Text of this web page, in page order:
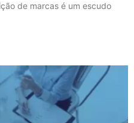
de marcas é um escudo